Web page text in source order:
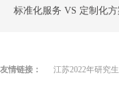
标准化服务 VS 定制化
友情链接： 江苏2022年研究